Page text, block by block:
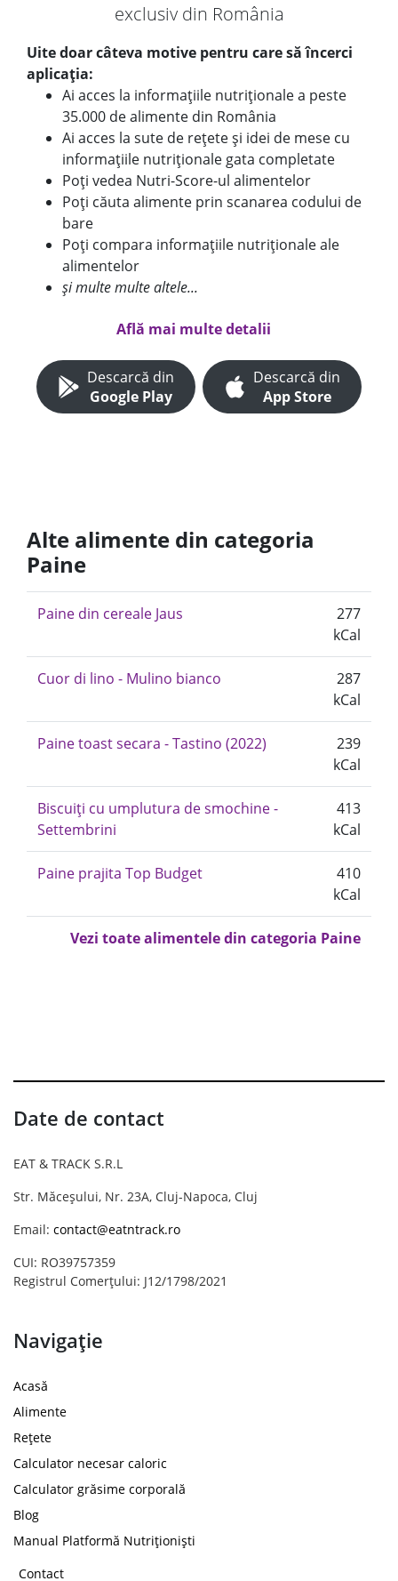
exclusiv din România
Uite doar câteva motive pentru care să încerci
aplicația:
Ai acces la informațiile nutriționale a peste
35.000 de alimente din România
Ai acces la sute de rețete și idei de mese cu
informațiile nutriționale gata completate
Poți vedea Nutri-Score-ul alimentelor
Poți căuta alimente prin scanarea codului de
bare
Poți compara informațiile nutriționale ale
alimentelor
și multe multe altele...
Află mai multe detalii
Descarcă din
Google Play
Descarcă din
App Store
Alte alimente din categoria
Paine
Paine din cereale Jaus
277
kCal
Cuor di lino - Mulino bianco
287
kCal
Paine toast secara - Tastino (2022)
239
kCal
Biscuiți cu umplutura de smochine -
Settembrini
413
kCal
Paine prajita Top Budget
410
kCal
Vezi toate alimentele din categoria Paine
Date de contact
EAT & TRACK S.R.L
Str. Măceșului, Nr. 23A, Cluj-Napoca, Cluj
Email: contact@eatntrack.ro
CUI: RO39757359
Registrul Comerțului: J12/1798/2021
Navigație
Acasă
Alimente
Rețete
Calculator necesar caloric
Calculator grăsime corporală
Blog
Manual Platformă Nutriționiști
Contact